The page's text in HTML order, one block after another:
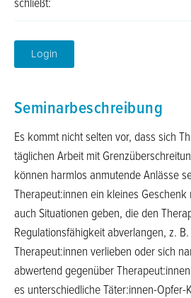
Login
Seminarbeschreibung
Es kommt nicht selten vor, dass sich
täglichen Arbeit mit
können harmlos anmutende Anlässe
Therapeut:innen ein kleines
auch Situationen geben, die den
Regulationsfähigkeit abverlangen, z.
Therapeut:innen verlieben oder sich
abwertend gegenüber
es unterschiedliche Täter:innen-